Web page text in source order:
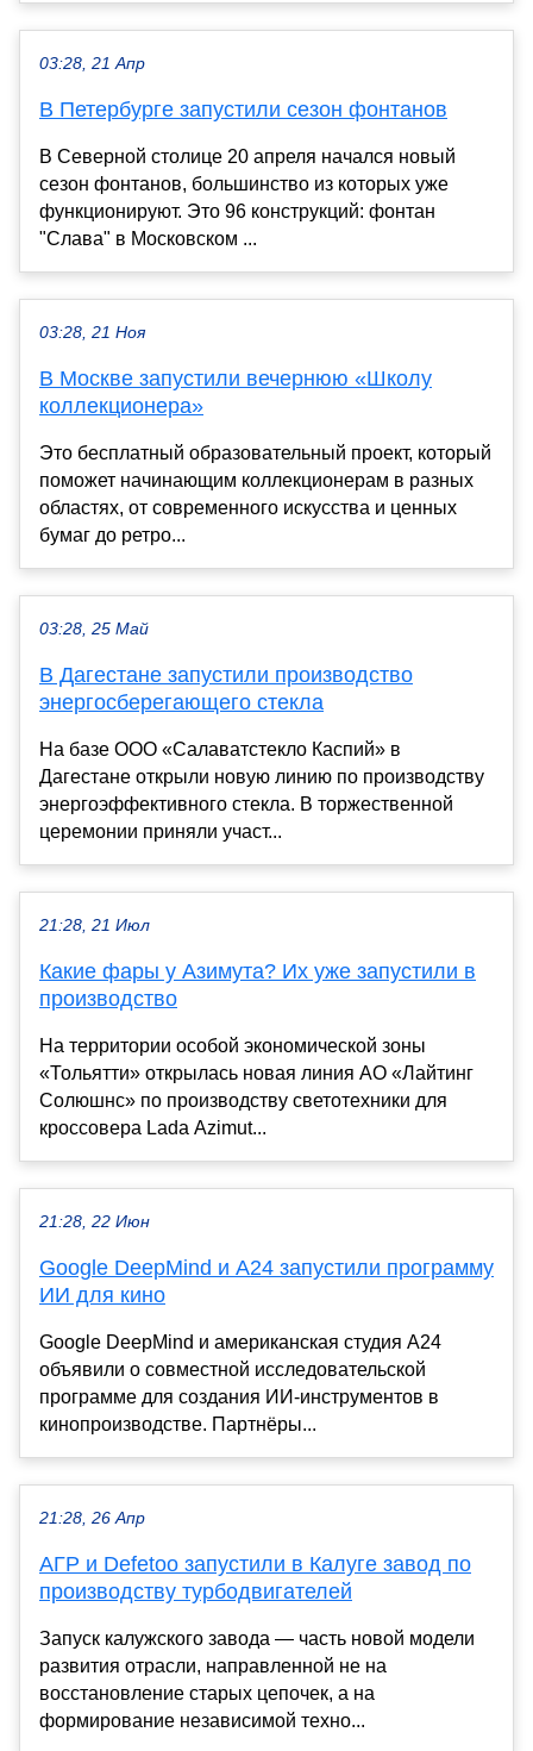
03:28, 21 Апр
В Петербурге запустили сезон фонтанов
В Северной столице 20 апреля начался новый
сезон фонтанов, большинство из которых уже
функционируют. Это 96 конструкций: фонтан
"Слава" в Московском ...
03:28, 21 Ноя
В Москве запустили вечернюю «Школу
коллекционера»
Это бесплатный образовательный проект, который
поможет начинающим коллекционерам в разных
областях, от современного искусства и ценных
бумаг до ретро...
03:28, 25 Май
В Дагестане запустили производство
энергосберегающего стекла
На базе ООО «Салаватстекло Каспий» в
Дагестане открыли новую линию по производству
энергоэффективного стекла. В торжественной
церемонии приняли участ...
21:28, 21 Июл
Какие фары у Азимута? Их уже запустили в
производство
На территории особой экономической зоны
«Тольятти» открылась новая линия АО «Лайтинг
Солюшнс» по производству светотехники для
кроссовера Lada Azimut...
21:28, 22 Июн
Google DeepMind и A24 запустили программу
ИИ для кино
Google DeepMind и американская студия A24
объявили о совместной исследовательской
программе для создания ИИ-инструментов в
кинопроизводстве. Партнёры...
21:28, 26 Апр
АГР и Defetoo запустили в Калуге завод по
производству турбодвигателей
Запуск калужского завода — часть новой модели
развития отрасли, направленной не на
восстановление старых цепочек, а на
формирование независимой техно...